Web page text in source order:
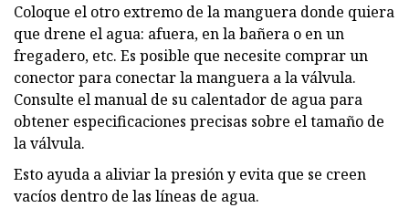
Coloque el otro extremo de la manguera donde quiera
que drene el agua: afuera, en la bañera o en un
fregadero, etc. Es posible que necesite comprar un
conector para conectar la manguera a la válvula.
Consulte el manual de su calentador de agua para
obtener especificaciones precisas sobre el tamaño de
la válvula.
Esto ayuda a aliviar la presión y evita que se creen
vacíos dentro de las líneas de agua.